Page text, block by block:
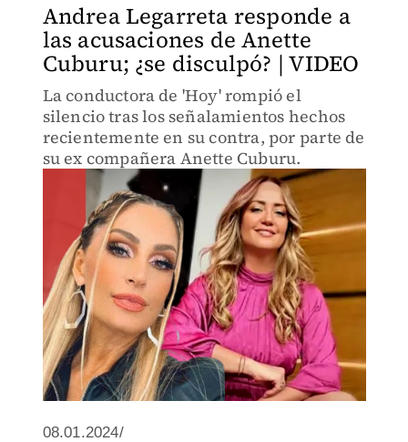
Andrea Legarreta responde a
las acusaciones de Anette
Cuburu; ¿se disculpó? | VIDEO
La conductora de 'Hoy' rompió el
silencio tras los señalamientos hechos
recientemente en su contra, por parte de
su ex compañera Anette Cuburu.
08.01.2024/